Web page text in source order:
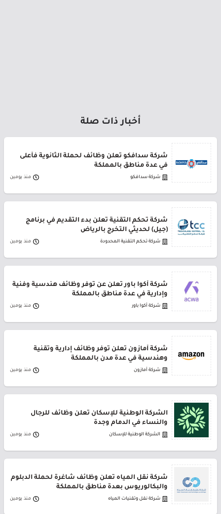
أخبار ذات صلة
شركة سدافكو تعلن وظائف لحملة الثانوية فأعلى
في عدة مناطق بالمملكة
شركة سدافكو منذ يومين
شركة تحكم التقنية تعلن بدء التقديم في برنامج
(جيل) لحديثي التخرج بالرياض
شركة تحكم التقنية المحدودة منذ يومين
شركة أكوا باور تعلن عن توفر وظائف هندسية وفنية
وإدارية في عدة مناطق بالمملكة
شركة أكوا باور منذ يومين
شركة أمازون تعلن توفر وظائف إدارية وتقنية
وهندسية في عدة مدن بالمملكة
شركة أمازون منذ يومين
الشركة الوطنية للإسكان تعلن وظائف للرجال
والنساء في الدمام وجدة
الشركة الوطنية للإسكان منذ يومين
شركة نقل المياه تعلن وظائف شاغرة لحملة الدبلوم
والبكالوريوس بعدة مناطق بالمملكة
شركة نقل وتقنيات المياه منذ يومين